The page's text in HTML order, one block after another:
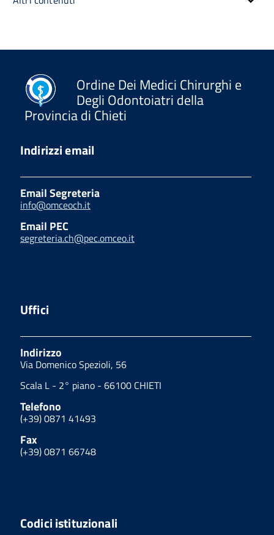
Ordine Dei Medici Chirurghi e
Degli Odontoiatri della
Provincia di Chieti
Indirizzi email
Email Segreteria
info@omceoch.it
Email PEC
segreteria.ch@pec.omceo.it
Uffici
Indirizzo
Via Domenico Spezioli, 56
Scala L - 2° piano - 66100 CHIETI
Telefono
(+39) 0871 41493
Fax
(+39) 0871 66748
Codici istituzionali